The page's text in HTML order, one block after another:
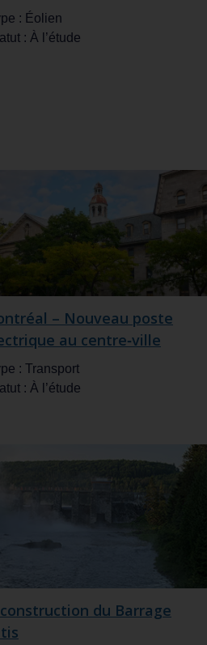
: Éolien
: À l’étude
– Nouveau poste
au centre‑ville
: Transport
: À l’étude
du Barrage